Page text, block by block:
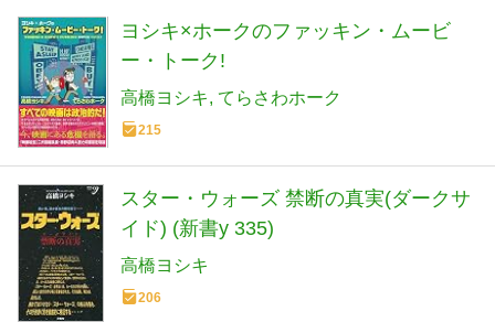
ヨシキ×ホークのファッキン・ムービ
ー・トーク!
高橋ヨシキ てらさわホーク
215
スター・ウォーズ 禁断の真実(ダークサ
イド) (新書y 335)
高橋ヨシキ
206